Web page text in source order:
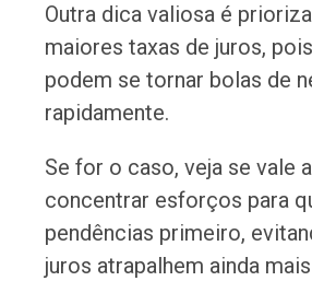
Outra dica valiosa é
maiores taxas de juros,
podem se tornar bolas de
rapidamente.
Se for o caso, veja se vale
concentrar esforços para
pendências primeiro,
juros atrapalhem ainda